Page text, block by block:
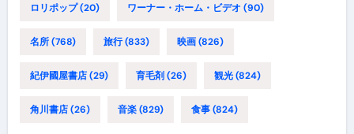
ロリポップ(20) ワーナー・ホーム・ビデオ (90)
名所(768) 旅行(833) 映画(826)
紀伊國屋書店(29) 育毛剤(26) 観光(824)
角川書店(26) 音楽(829) 食事(824)